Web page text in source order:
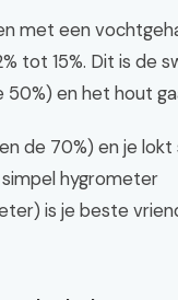
met een
tot 15%. Dit is de
50%) en het hout
de 70%) en je
hygrometer
is je beste